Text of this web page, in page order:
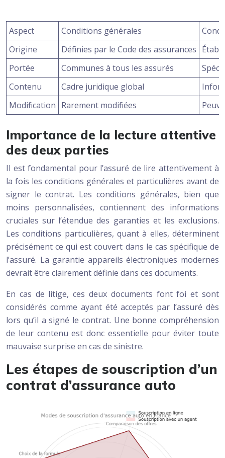
Aspect Conditions générales
Origine
Définies par le Code des assurances
Portée
Communes à tous les assurés
Contenu
Cadre juridique global
Modification Rarement modifiées
Importance de la lecture attentive
des deux parties
Il est fondamental pour l’assuré de lire attentivement à
la fois les conditions générales et particulières avant de
signer le contrat. Les conditions générales, bien que
moins personnalisées, contiennent des informations
cruciales sur l’étendue des garanties et les exclusions.
Les conditions particulières, quant à elles, déterminent
précisément ce qui est couvert dans le cas spécifique de
l’assuré. La garantie appareils électroniques modernes
devrait être clairement définie dans ces documents.
En cas de litige, ces deux documents font foi et sont
considérés comme ayant été acceptés par l’assuré dès
lors qu’il a signé le contrat. Une bonne compréhension
de leur contenu est donc essentielle pour éviter toute
mauvaise surprise en cas de sinistre.
Les étapes de souscription d’un
contrat d’assurance auto